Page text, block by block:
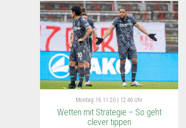
Montag 16.11.20 | 12:46 Uhr
Wetten mit Strategie – So geht
clever tippen